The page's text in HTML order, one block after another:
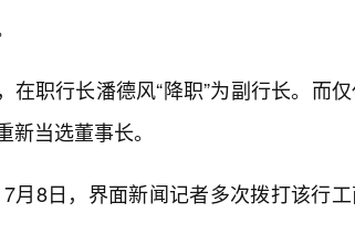
职行长潘德风“降职”为副行长。而
当选董事长。
月8日，界面新闻记者多次拨打该行